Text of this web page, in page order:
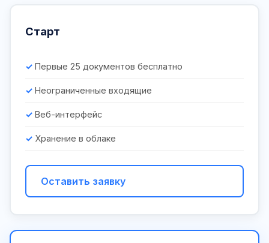
Старт
Первые 25 документов бесплатно
Неограниченные входящие
Веб-интерфейс
Хранение в облаке
Оставить заявку